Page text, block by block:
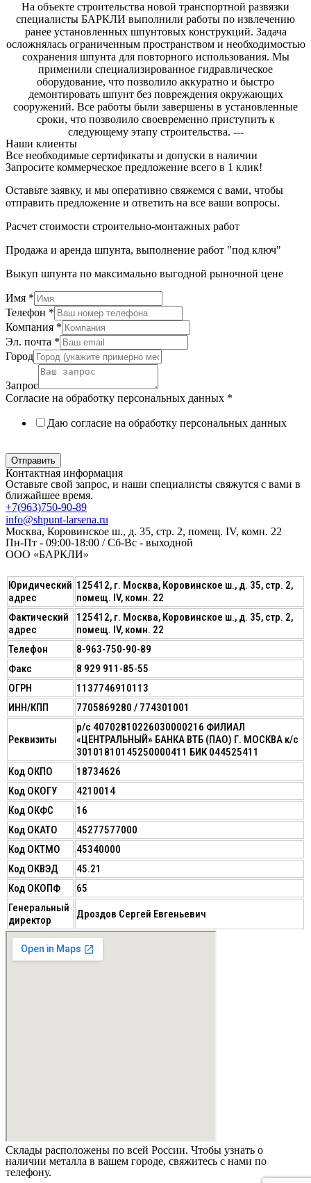
На объекте строительства новой транспортной развязки
специалисты БАРКЛИ выполнили работы по извлечению
ранее установленных шпунтовых конструкций. Задача
осложнялась ограниченным пространством и необходимостью
сохранения шпунта для повторного использования. Мы
применили специализированное гидравлическое
оборудование, что позволило аккуратно и быстро
демонтировать шпунт без повреждения окружающих
сооружений. Все работы были завершены в установленные
сроки, что позволило своевременно приступить к
следующему этапу строительства. ---
Наши клиенты
Все необходимые сертификаты и допуски в наличии
Запросите коммерческое предложение всего в 1 клик!
Оставьте заявку, и мы оперативно свяжемся с вами, чтобы
отправить предложение и ответить на все ваши вопросы.
Расчет стоимости строительно-монтажных работ
Продажа и аренда шпунта, выполнение работ "под ключ"
Выкуп шпунта по максимально выгодной рыночной цене
Имя *
Телефон *
Компания *
Эл. почта *
Город
Запрос
Согласие на обработку персональных данных *
Даю согласие на обработку персональных данных
Отправить
Контактная информация
Оставьте свой запрос, и наши специалисты свяжутся с вами в
ближайшее время.
+7(963)750-90-89
info@shpunt-larsena.ru
Москва, Коровинское ш., д. 35, стр. 2, помещ. IV, комн. 22
Пн-Пт - 09:00-18:00 / Сб-Вс - выходной
ООО «БАРКЛИ»
Юридический
адрес
125412, г. Москва, Коровинское ш., д. 35, стр. 2,
помещ. IV, комн. 22
Фактический
адрес
125412, г. Москва, Коровинское ш., д. 35, стр. 2,
помещ. IV, комн. 22
Телефон
8-963-750-90-89
Факс
8 929 911-85-55
ОГРН
1137746910113
ИНН/КПП
7705869280 / 774301001
Реквизиты
р/с 40702810226030000216 ФИЛИАЛ
«ЦЕНТРАЛЬНЫЙ» БАНКА ВТБ (ПАО) Г. МОСКВА к/с
30101810145250000411 БИК 044525411
Код ОКПО
18734626
Код ОКОГУ
4210014
Код ОКФС
16
Код ОКАТО
45277577000
Код ОКТМО
45340000
Код ОКВЭД
45.21
Код ОКОПФ
65
Генеральный
директор
Дроздов Сергей Евгеньевич
Склады расположены по всей России. Чтобы узнать о
наличии металла в вашем городе, свяжитесь с нами по
телефону.